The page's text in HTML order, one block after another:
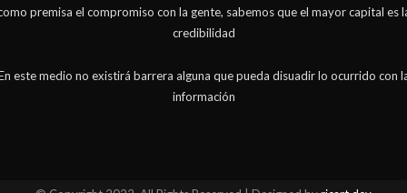
premisa el compromiso con la gente, sabemos que el mayor capital es
credibilidad
este medio no existirá barrera alguna que pueda disuadir lo ocurrido con
información